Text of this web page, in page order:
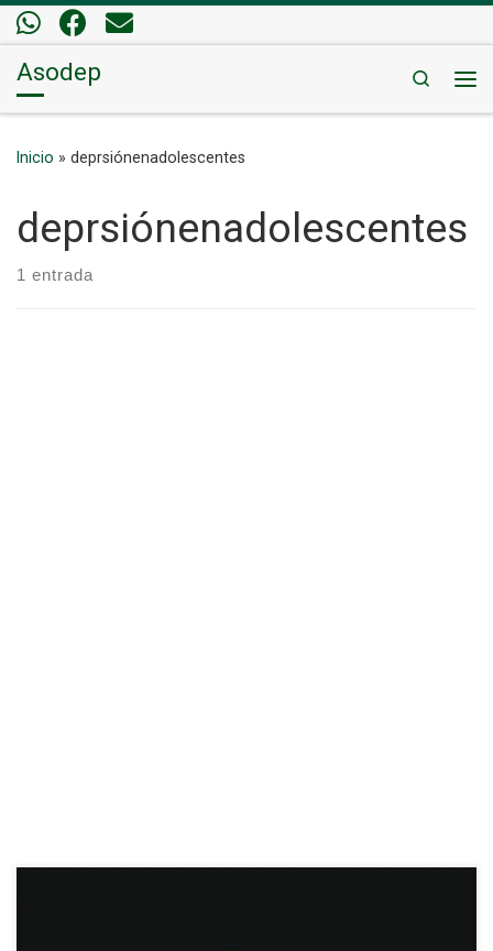
Saltar al contenido
Asodep
Search
Inicio » deprsiónenadolescentes
deprsiónenadolescentes
1 entrada